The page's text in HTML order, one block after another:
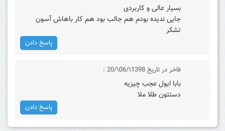
بسیار عالی و کاربردی
جایی ندیده بودم هم جالب بود هم کار باهاش آسون
تشکر
پاسخ دادن
فاخر در تاریخ 1398\/06\/20 :
بابا ایول عجب چیزیه
دستتون طلا ملا
پاسخ دادن